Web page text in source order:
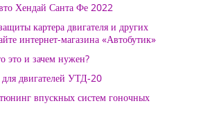
Хендай Санта Фе 2022
картера двигателя и других
интернет-магазина «Автобутик»
это и зачем нужен?
двигателей УТД-20
впускных систем гоночных